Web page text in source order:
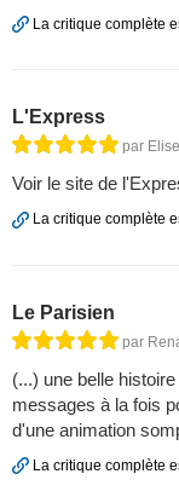
La critique complète
L'Express
par
Voir le site de
La critique complète
Le Parisien
par
(...) une belle
messages à la fois
d'une animation
La critique complète